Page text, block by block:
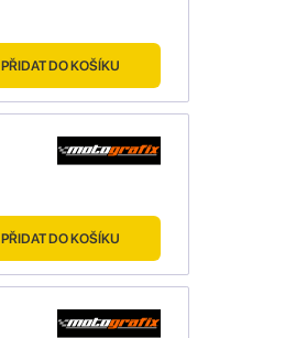
PŘIDAT DO KOŠÍKU
PŘIDAT DO KOŠÍKU